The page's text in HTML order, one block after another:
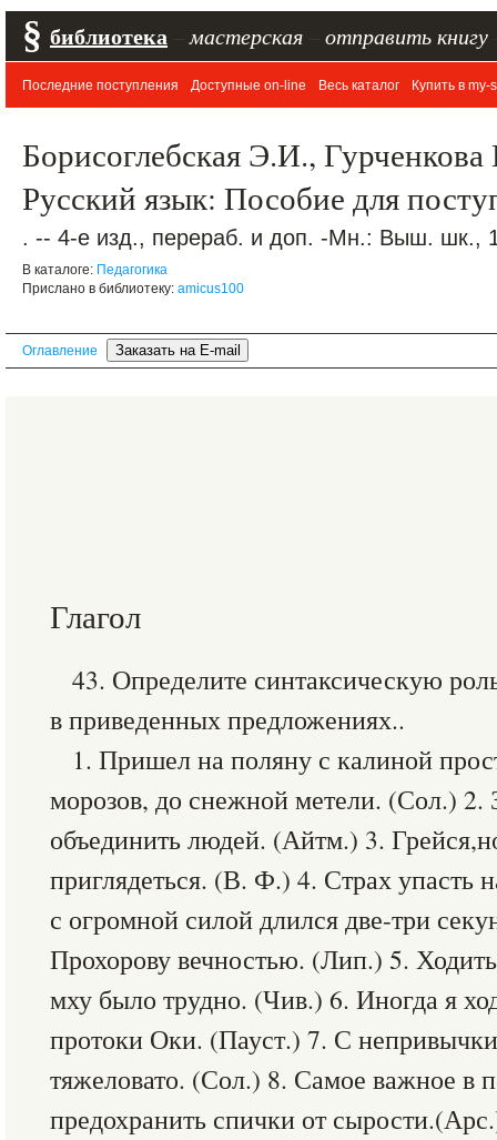
§ библиотека мастерская отправить книгу
Последние поступления Доступные on-line Весь каталог Купить в my-
Борисоглебская Э.И.,
Русский язык: Пособие для
. -- 4-е изд., перераб. и доп. -Мн.: Выш. шк.,
В каталоге: Педагогика
Прислано в библиотеку: amicus100
Оглавление
Глагол
43. Определите синтаксическую
в приведенных предложениях..
1. Пришел на поляну с калиной
морозов, до снежной метели. (Сол.) 2.
объединить людей. (Айтм.) 3.
приглядеться. (В. Ф.) 4. Страх упасть
с огромной силой длился две-три
Прохорову вечностью. (Лип.) 5.
мху было трудно. (Чив.) 6. Иногда я
протоки Оки. (Пауст.) 7. С непривычки
тяжеловато. (Сол.) 8. Самое важное в
предохранить спички от